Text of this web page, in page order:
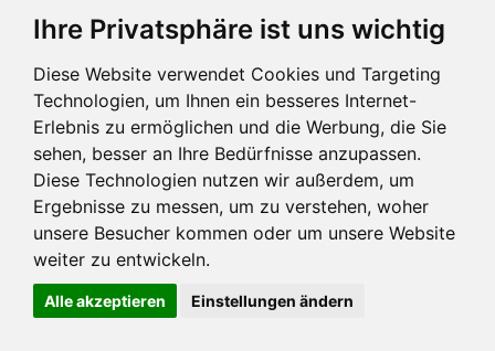
Ihre Privatsphäre ist uns wichtig
Diese Website verwendet Cookies und Targeting
Technologien, um Ihnen ein besseres Internet-
Erlebnis zu ermöglichen und die Werbung, die Sie
sehen, besser an Ihre Bedürfnisse anzupassen.
Diese Technologien nutzen wir außerdem, um
Ergebnisse zu messen, um zu verstehen, woher
unsere Besucher kommen oder um unsere Website
weiter zu entwickeln.
Alle akzeptieren Einstellungen ändern
Kategoriefilter
zurücksetzen
Impressum und mehr